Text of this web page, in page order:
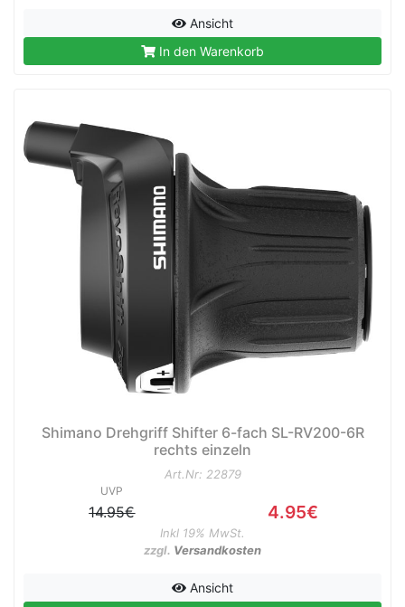
Ansicht
In den Warenkorb
Shimano Drehgriff Shifter 6-fach SL-RV200-6R
rechts einzeln
Art.Nr: 22879
UVP
14.95€ 4.95€
Inkl 19% MwSt.
zzgl. Versandkosten
Ansicht